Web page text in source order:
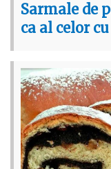
Sarmale de
ca al celor